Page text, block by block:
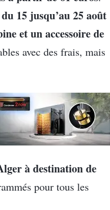
du 15 jusqu’au 25 août
et un accessoire de
avec des frais, mais
à destination de
pour tous les